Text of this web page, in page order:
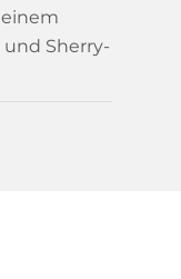
Sherry-